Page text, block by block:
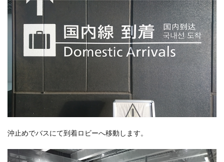
沖止めでバスにて到着ロビーへ移動します。